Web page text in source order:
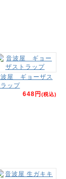
屋 ギョーザス
ップ
648円(税込)